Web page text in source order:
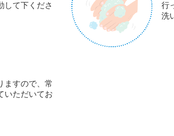
して下くださ
行
洗
ますので、常
いただいてお